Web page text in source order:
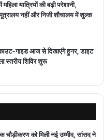
यात्रियों की बढ़ी परेशानी,
मूत्रालय नहीं और निजी शौचालय में शुल्क
गाइड आज से दिखाएंगे हुनर, डाइट
स्तरीय शिविर शुरू
चौड़ीकरण को मिली नई उम्मीद, सांसद ने